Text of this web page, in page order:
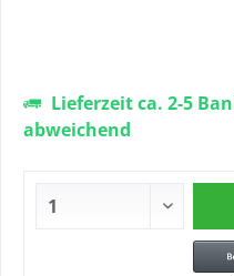
Lieferzeit ca. 2-5
abweichend